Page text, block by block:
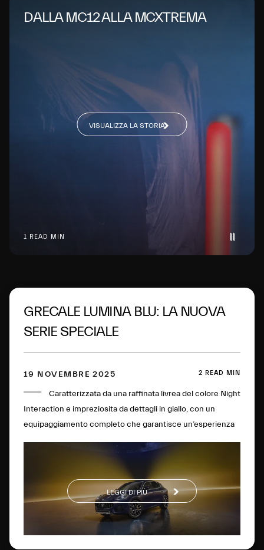
DALLA MC12 ALLA MCXTREMA
1 READ MIN
VISUALIZZA LA STORIA
GRECALE LUMINA BLU: LA NUOVA
SERIE SPECIALE
19 NOVEMBRE 2025 2 READ MIN
Caratterizzata da una raffinata livrea del colore Night
Interaction e impreziosita da dettagli in giallo, con un
equipaggiamento completo che garantisce un’esperienza
LEGGI DI PIÙ